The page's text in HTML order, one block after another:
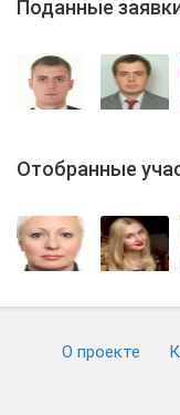
Поданные
Отобранные
О проекте